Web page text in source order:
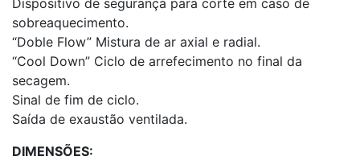
sobreaquecimento.
“Doble Flow” Mistura de ar axial e radial.
“Cool Down” Ciclo de arrefecimento no final da
secagem.
Sinal de fim de ciclo.
Saída de exaustão ventilada.
DIMENSÕES: